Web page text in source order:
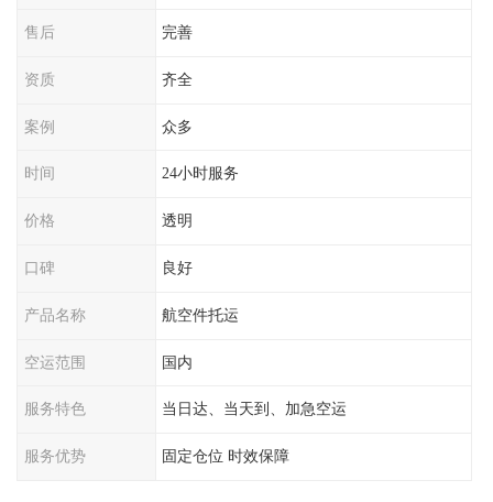
售后 完善
资质 齐全
案例 众多
时间 24小时服务
价格 透明
口碑 良好
产品名称 航空件托运
空运范围 国内
服务特色 当日达、当天到、加急空运
服务优势 固定仓位 时效保障